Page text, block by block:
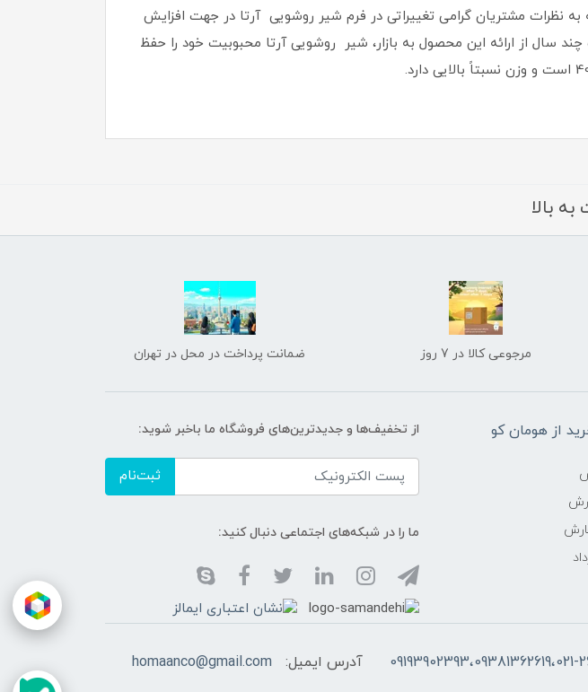
قائمه است که مستحکم به نظر می رسند. در سال 96، با توجه به نظرات مشتریان گرامی تغییراتی در فرم شیر روشویی آرتا در جهت افزایش
سال از ارائه این محصول به بازار، شیر روشویی آرتا محبوبیت خود را حفظ
بالا
مرجوعی کالا در 7 روز ضمانت پرداخت در محل در تهران
از هومان کو از تخفیف‌ها و جدیدترین‌های فروشگاه ما باخبر شوید:
ثبت‌نام
ما را در شبکه‌های اجتماعی دنبال کنید:
26325642،021-88068747 آدرس ایمیل: homaanco@gmail.com